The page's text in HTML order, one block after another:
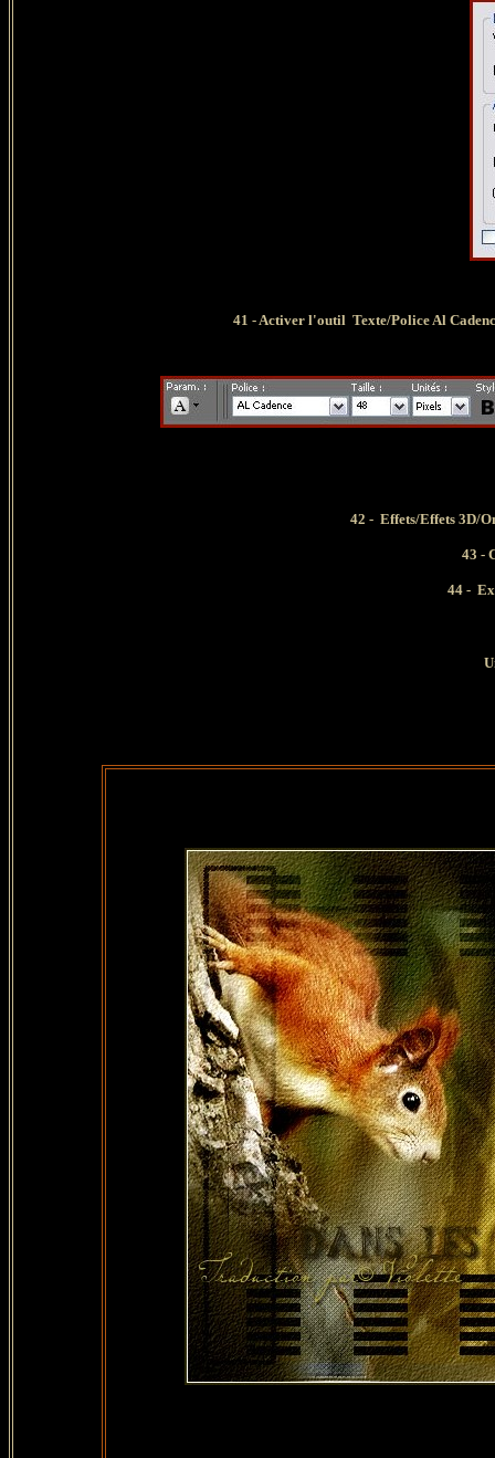
41 - Activer l'outil Texte/Police Al
42 - Effets/Effets 3D/
43 -
44 -